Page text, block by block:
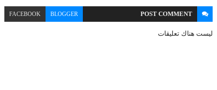
POSTCOMMENT
BLOGGER
FACEBOOK
ليست هناك تعليقات